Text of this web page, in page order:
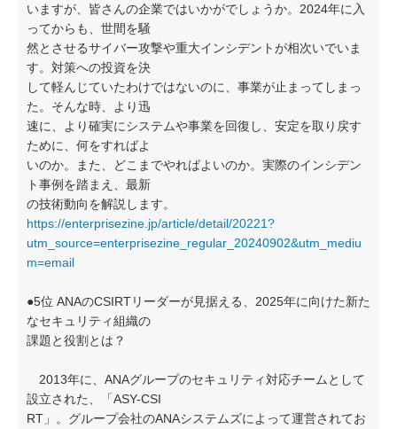
いますが、皆さんの企業ではいかがでしょうか。2024年に入
ってからも、世間を騒
然とさせるサイバー攻撃や重大インシデントが相次いでいま
す。対策への投資を決
して軽んじていたわけではないのに、事業が止まってしまっ
た。そんな時、より迅
速に、より確実にシステムや事業を回復し、安定を取り戻す
ために、何をすればよ
いのか。また、どこまでやればよいのか。実際のインシデン
ト事例を踏まえ、最新
の技術動向を解説します。
https://enterprisezine.jp/article/detail/20221?
utm_source=enterprisezine_regular_20240902&utm_mediu
m=email
●5位 ANAのCSIRTリーダーが見据える、2025年に向けた新た
なセキュリティ組織の
課題と役割とは？
2013年に、ANAグループのセキュリティ対応チームとして
設立された、「ASY-CSI
RT」。グループ会社のANAシステムズによって運営されてお